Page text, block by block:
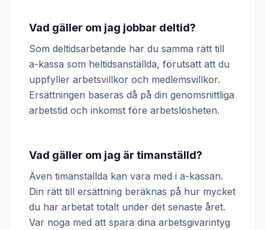
Vad gäller om jag jobbar deltid?
Som deltidsarbetande har du samma rätt till
a-kassa som heltidsanställda, förutsatt att du
uppfyller arbetsvillkor och medlemsvillkor.
Ersättningen baseras då på din genomsnittliga
arbetstid och inkomst före arbetslösheten.
Vad gäller om jag är timanställd?
Även timanställda kan vara med i a-kassan.
Din rätt till ersättning beräknas på hur mycket
du har arbetat totalt under det senaste året.
Var noga med att spara dina arbetsgivarintyg